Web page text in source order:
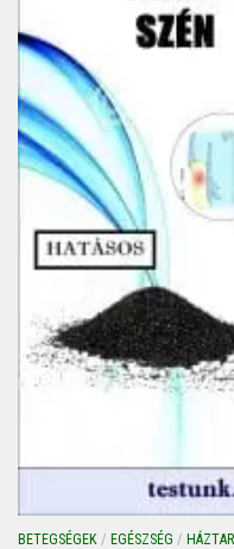
BETEGSÉGEK / EGÉSZSÉG /